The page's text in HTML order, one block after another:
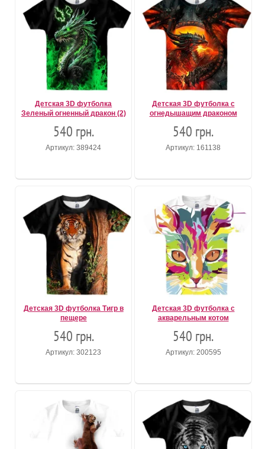
Детская 3D футболка
Зеленый огненный дракон (2)
540 грн.
Артикул: 389424
Детская 3D футболка с
огнедышащим драконом
540 грн.
Артикул: 161138
Детская 3D футболка Тигр в
пещере
540 грн.
Артикул: 302123
Детская 3D футболка с
акварельным котом
540 грн.
Артикул: 200595